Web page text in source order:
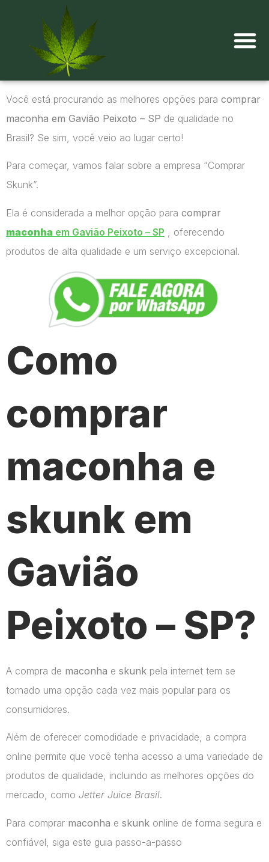
Você está procurando as melhores opções para comprar
maconha em Gavião Peixoto – SP de qualidade no
Brasil? Se sim, você veio ao lugar certo!
Para começar, vamos falar sobre a empresa “Comprar
Skunk”.
Ela é considerada a melhor opção para comprar
maconha em Gavião Peixoto – SP , oferecendo
produtos de alta qualidade e um serviço excepcional.
Como
comprar
maconha e
skunk em
Gavião
Peixoto – SP?
A compra de maconha e skunk pela internet tem se
tornado uma opção cada vez mais popular para os
consumidores.
Além de oferecer comodidade e privacidade, a compra
online permite que você tenha acesso a uma variedade de
produtos de qualidade, incluindo as melhores opções do
mercado, como Jetter Juice Brasil.
Para comprar maconha e skunk online de forma segura e
confiável, siga este guia passo-a-passo